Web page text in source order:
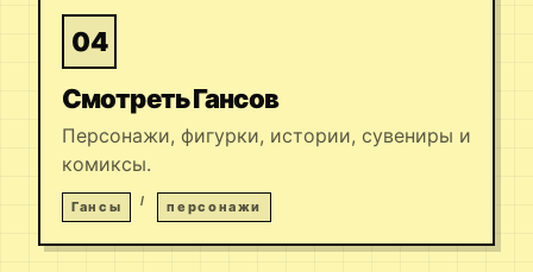
04
Смотреть Гансов
Персонажи, фигурки, истории, сувениры и
комиксы.
Гансы персонажи